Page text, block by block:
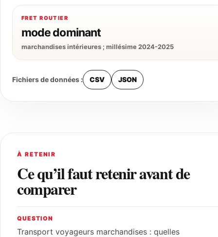
FRET ROUTIER
mode dominant
marchandises intérieures ; millésime 2024-2025
Fichiers de données : CSV JSON
À RETENIR
Ce qu’il faut retenir avant de
comparer
QUESTION
Transport voyageurs marchandises : quelles